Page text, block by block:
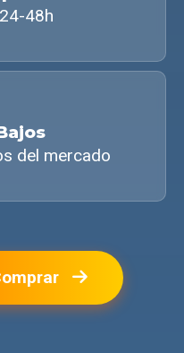
48h
del mercado